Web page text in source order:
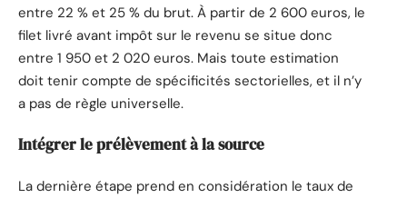
entre 22 % et 25 % du brut. À partir de 2 600 euros, le
filet livré avant impôt sur le revenu se situe donc
entre 1 950 et 2 020 euros. Mais toute estimation
doit tenir compte de spécificités sectorielles, et il n’y
a pas de règle universelle.
Intégrer le prélèvement à la source
La dernière étape prend en considération le taux de